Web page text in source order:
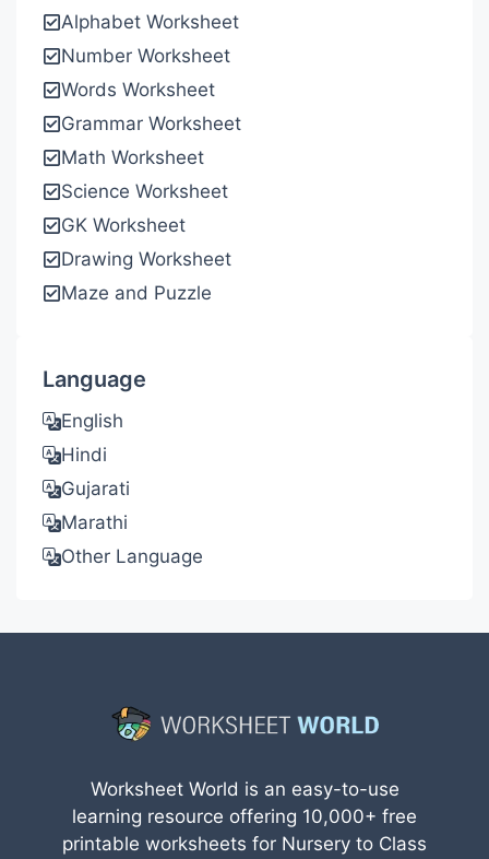
Alphabet Worksheet
Number Worksheet
Words Worksheet
Grammar Worksheet
Math Worksheet
Science Worksheet
GK Worksheet
Drawing Worksheet
Maze and Puzzle
Language
English
Hindi
Gujarati
Marathi
Other Language
Worksheet World is an easy-to-use
learning resource offering 10,000+ free
printable worksheets for Nursery to Class